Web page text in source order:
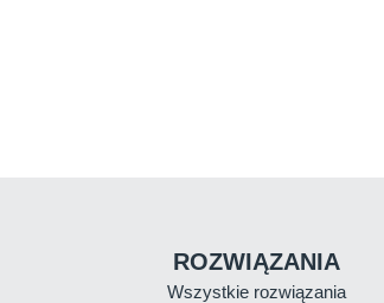
ROZWIĄZANIA
Wszystkie rozwiązania